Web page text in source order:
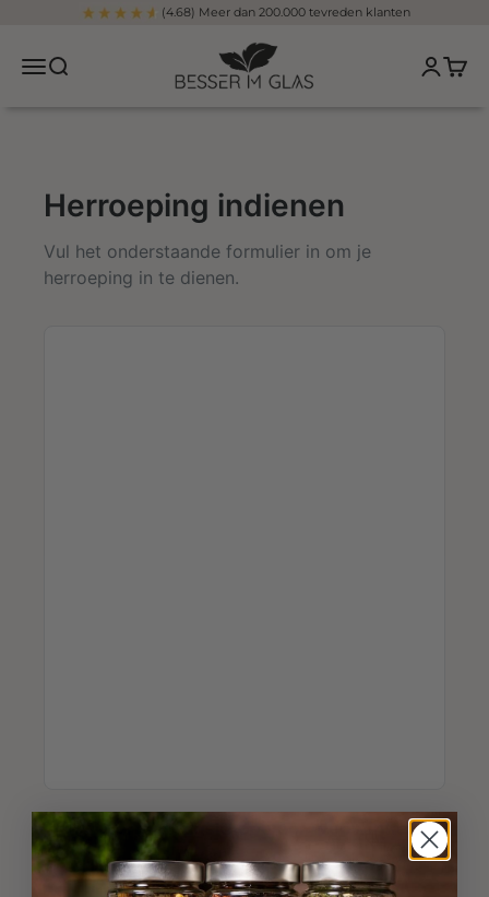
Overslaan naar inhoud(4.68) Meer dan 200.000 tevreden klanten
Navigatiemenu openen
Open zoeken
Beter in een glas
Pagina
Herroeping indienen
Vul het onderstaande formulier in om je
herroeping in te dienen.
Herroepingsknop voor webwinkels